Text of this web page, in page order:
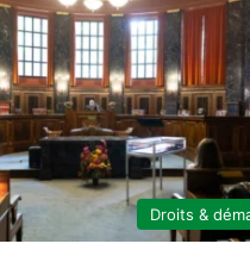
Droits &